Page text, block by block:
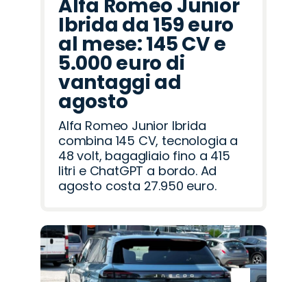
Alfa Romeo Junior
Ibrida da 159 euro
al mese: 145 CV e
5.000 euro di
vantaggi ad
agosto
Alfa Romeo Junior Ibrida
combina 145 CV, tecnologia a
48 volt, bagagliaio fino a 415
litri e ChatGPT a bordo. Ad
agosto costa 27.950 euro.